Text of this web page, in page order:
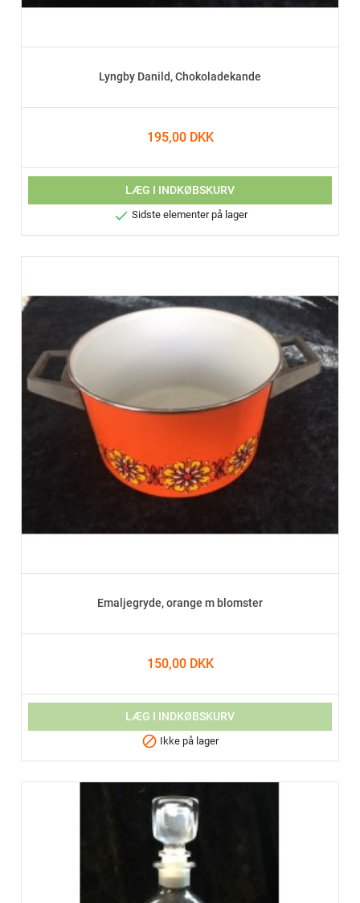
Lyngby Danild, Chokoladekande
195,00 DKK
LÆG I INDKØBSKURV
 Sidste elementer på lager
Emaljegryde, orange m blomster
150,00 DKK
LÆG I INDKØBSKURV
 Ikke på lager